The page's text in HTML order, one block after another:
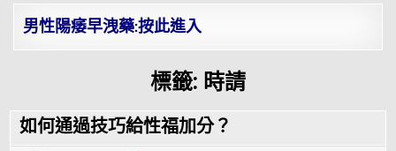
男性陽痿早洩藥:按此進入
標籤: 時請
如何通過技巧給性福加分？